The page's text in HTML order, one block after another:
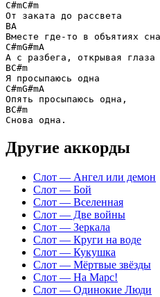
C#mC#m
BA
C#mG#mA
BC#m
C#mG#mA
BC#m
Другие аккорды
Слот — Ангел или демон
Слот — Бой
Слот — Вселенная
Слот — Две войны
Слот — Зеркала
Слот — Круги на воде
Слот — Кукушка
Слот — Мёртвые звёзды
Слот — На Марс!
Слот — Одинокие Люди